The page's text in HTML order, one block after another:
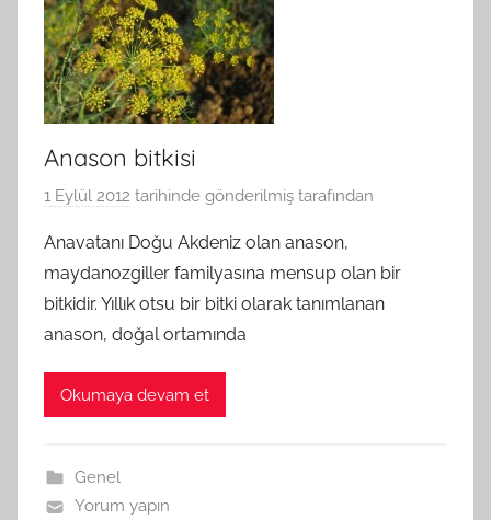
Anason bitkisi
1 Eylül 2012 tarihinde gönderilmiş tarafından
Anavatanı Doğu Akdeniz olan anason,
maydanozgiller familyasına mensup olan bir
bitkidir. Yıllık otsu bir bitki olarak tanımlanan
anason, doğal ortamında
Okumaya devam et
Genel
Yorum yapın